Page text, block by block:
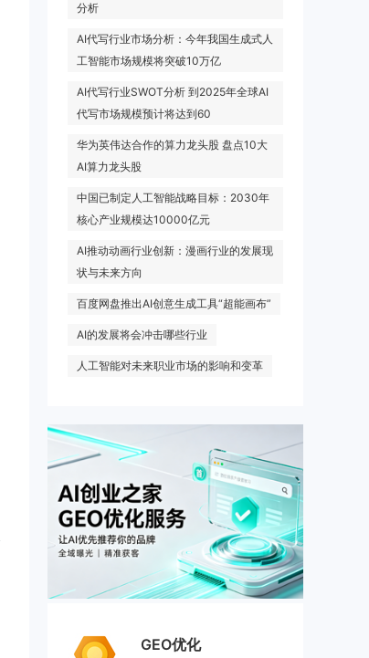
分析
AI代写行业市场分析：今年我国生成式人
工智能市场规模将突破10万亿
AI代写行业SWOT分析 到2025年全球AI
代写市场规模预计将达到60
华为英伟达合作的算力龙头股 盘点10大
AI算力龙头股
中国已制定人工智能战略目标：2030年
核心产业规模达10000亿元
AI推动动画行业创新：漫画行业的发展现
状与未来方向
百度网盘推出AI创意生成工具“超能画布”
AI的发展将会冲击哪些行业
人工智能对未来职业市场的影响和变革
GEO优化